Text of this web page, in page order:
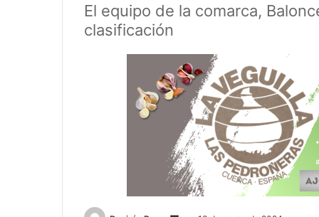
El equipo de la comarca,
clasificación